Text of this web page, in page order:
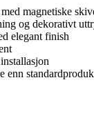
magnetiske
og dekorativt
elegant finish
enn